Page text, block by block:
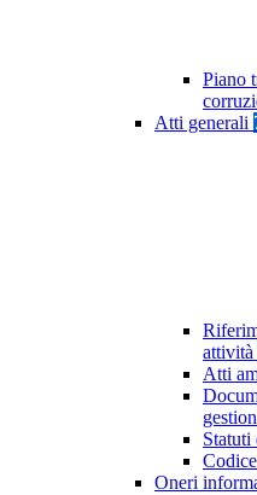
Piano
Atti generali
attività
Atti
Statuti
Oneri